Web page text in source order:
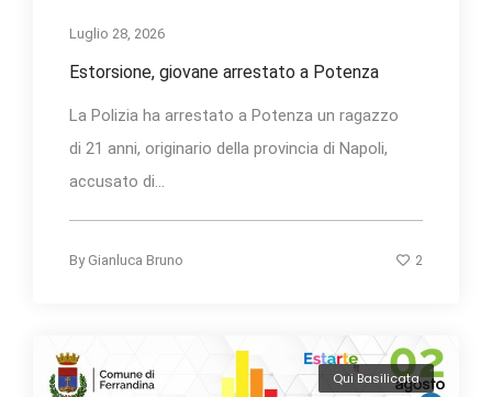
Luglio 28, 2026
Estorsione, giovane arrestato a Potenza
La Polizia ha arrestato a Potenza un ragazzo
di 21 anni, originario della provincia di Napoli,
accusato di...
By Gianluca Bruno 2
Qui Basilicata